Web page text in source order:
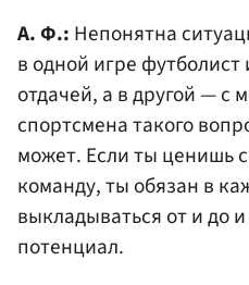
А. Ф.: Непонятна
в одной игре футболист
отдачей, а в другой — с
спортсмена такого
может. Если ты ценишь
команду, ты обязан в
выкладываться от и до
потенциал.